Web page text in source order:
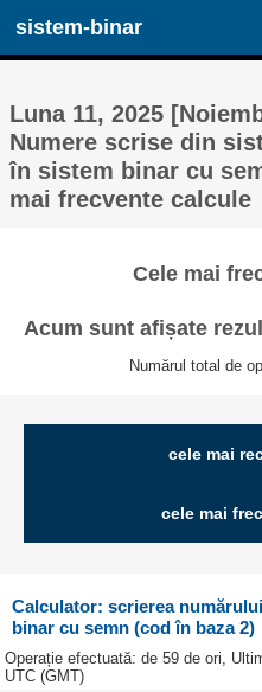
sistem-binar
Luna 11, 2025
Numere scrise din
în sistem binar cu
mai frecvente calcule
Cele mai
Acum sunt afișate
Numărul total de
cele mai
cele mai
Calculator: scrierea
binar cu semn (cod în baza 2)
Operație efectuată: de 59 de ori,
UTC (GMT)